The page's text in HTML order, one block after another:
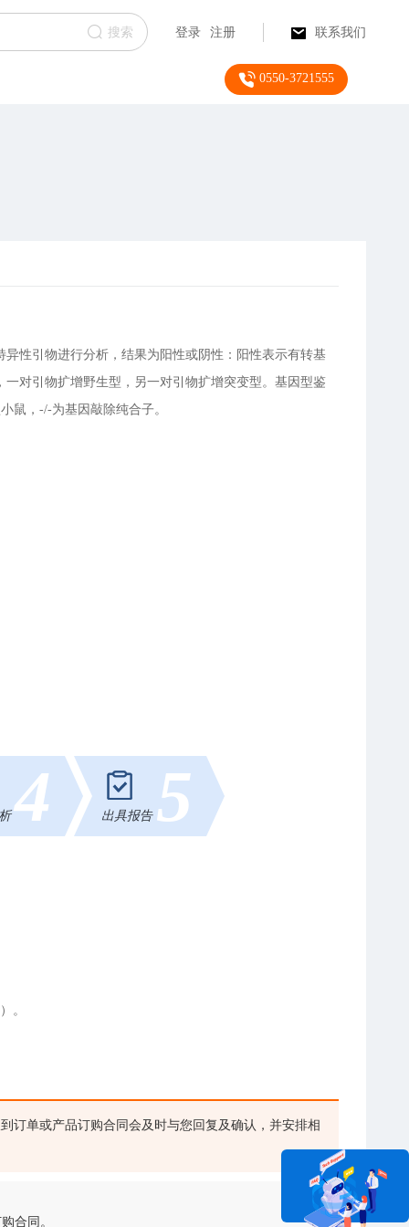
搜索 登录 注册 联系我们
0550-3721555
性引物进行分析，结果为阳性或阴性：阳性表示有转基
对引物扩增野生型，另一对引物扩增突变型。基因型鉴
鼠，-/-为基因敲除纯合子。
4 出具报告 5
。
订单或产品订购合同会及时与您回复及确认，并安排相
合同。